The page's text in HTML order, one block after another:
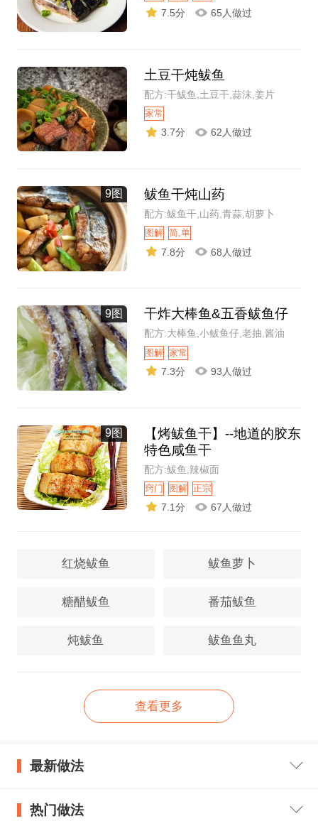
7.5分 65人做过
土豆干炖鲅鱼
配方:干鲅鱼,土豆干,蒜沫,姜片
家常
3.7分 62人做过
9图 鲅鱼干炖山药
配方:鲅鱼干,山药,青蒜,胡萝卜
图解 简,单
7.8分 68人做过
9图 干炸大棒鱼&五香鲅鱼仔
配方:大棒鱼,小鲅鱼仔,老抽,酱油
图解 家常
7.3分 93人做过
9图
【烤鲅鱼干】--地道的胶东
特色咸鱼干
配方:鲅鱼,辣椒面
窍门 图解 正宗
7.1分 67人做过
红烧鲅鱼 鲅鱼萝卜
糖醋鲅鱼 番茄鲅鱼
炖鲅鱼 鲅鱼鱼丸
查看更多
最新做法
热门做法